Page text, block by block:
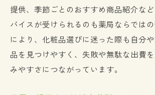
提供、季節ごとのおすすめ商品紹介な
バイスが受けられるのも薬局ならでは
により、化粧品選びに迷った際も自分
品を見つけやすく、失敗や無駄な出費
みやすさにつながっています。